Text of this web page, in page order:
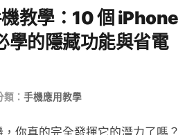
教學：10 個 iPhone
的隱藏功能與省電
類： 手機應用教學